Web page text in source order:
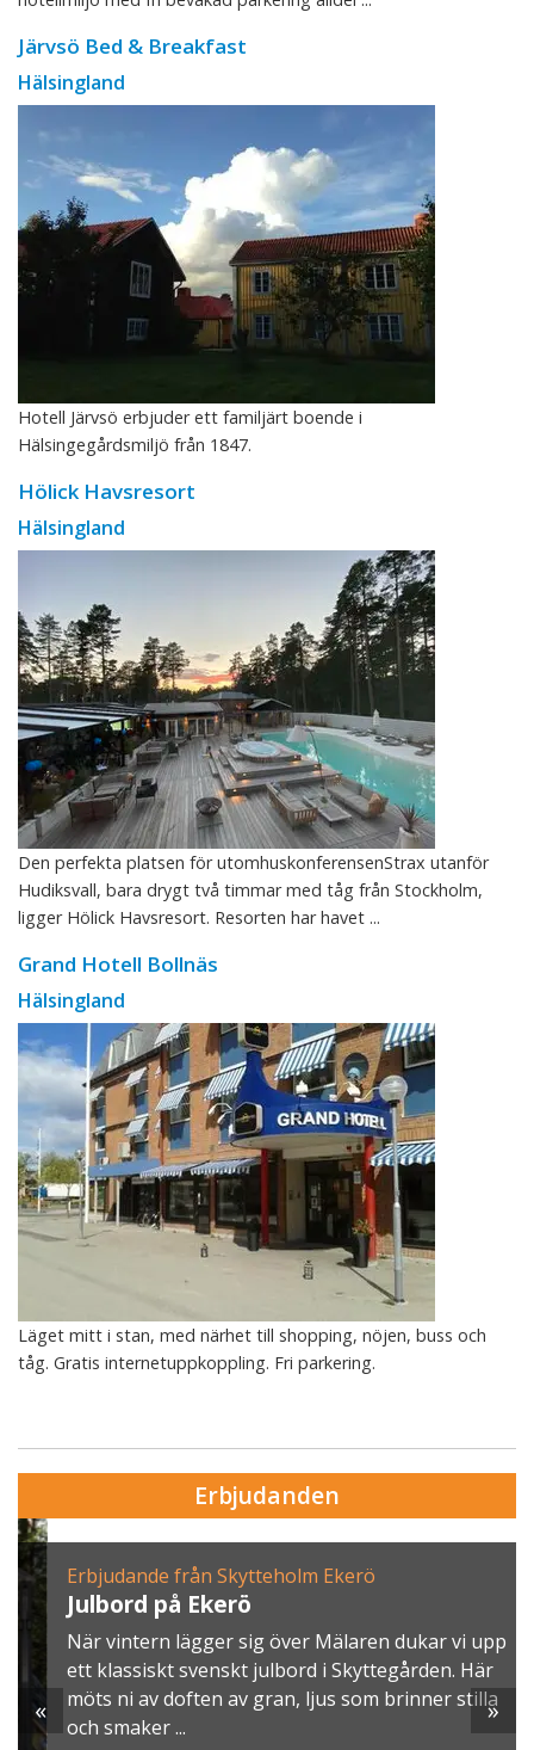
Järvsö Bed & Breakfast
Hälsingland
Hotell Järvsö erbjuder ett familjärt boende i
Hälsingegårdsmiljö från 1847.
Hölick Havsresort
Hälsingland
Den perfekta platsen för utomhuskonferensenStrax utanför
Hudiksvall, bara drygt två timmar med tåg från Stockholm,
ligger Hölick Havsresort. Resorten har havet ...
Grand Hotell Bollnäs
Hälsingland
Läget mitt i stan, med närhet till shopping, nöjen, buss och
tåg. Gratis internetuppkoppling. Fri parkering.
Erbjudanden
Erbjudande från Skytteholm Ekerö
Julbord på Ekerö
När vintern lägger sig över Mälaren dukar vi upp
ett klassiskt svenskt julbord i Skyttegården. Här
möts ni av doften av gran, ljus som brinner stilla
och smaker ...
« »